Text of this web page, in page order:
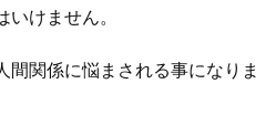
けません。
間関係に悩まされる事になりま